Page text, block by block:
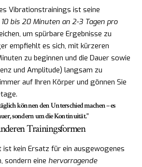
Vibrationstrainings ist seine
10 bis 20 Minuten an 2-3 Tagen pro
um spürbare Ergebnisse zu
empfiehlt es sich, mit kürzeren
zu beginnen und die Dauer sowie
und Amplitude) langsam zu
auf Ihren Körper und gönnen Sie
können den Unterschied machen – es
sondern um die Kontinuität."
Trainingsformen
kein Ersatz für ein ausgewogenes
sondern eine hervorragende